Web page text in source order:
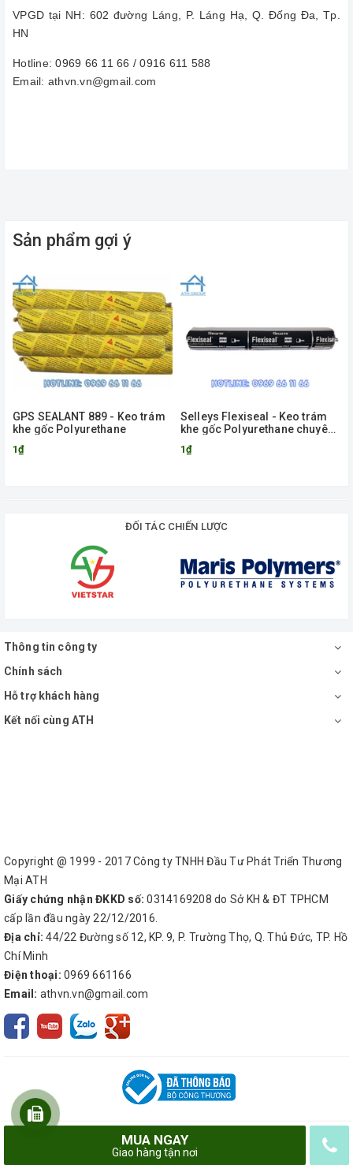
VPGD tại NH: 602 đường Láng, P. Láng Hạ, Q. Đống Đa, Tp.
HN
Hotline: 0969 66 11 66 / 0916 611 588
Email: athvn.vn@gmail.com
Sản phẩm gợi ý
GPS SEALANT 889 - Keo trám
khe gốc Polyurethane
1₫
Selleys Flexiseal - Keo trám
khe gốc Polyurethane chuyên
dụng
1₫
MUA NGAY
Giao hàng tận nơi
ĐỐI TÁC CHIẾN LƯỢC
Thông tin công ty
Chính sách
Hỗ trợ khách hàng
Kết nối cùng ATH
Copyright @ 1999 - 2017 Công ty TNHH Đầu Tư Phát Triển Thương
Mại ATH
Giấy chứng nhận ĐKKD số: 0314169208 do Sở KH & ĐT TPHCM
cấp lần đầu ngày 22/12/2016.
Địa chỉ: 44/22 Đường số 12, KP. 9, P. Trường Thọ, Q. Thủ Đức, TP. Hồ
Chí Minh
Điện thoại: 0969 661166
Email: athvn.vn@gmail.com
Công ty TNHH Đầu Tư Phát Triển Thương Mại ATH
Cung cấp bởiSapo